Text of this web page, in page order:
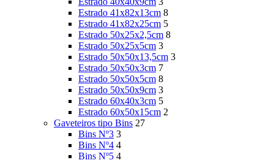
Estrado 41x82x13cm 8
Estrado 41x82x25cm 5
Estrado 50x25x2,5cm 8
Estrado 50x25x5cm 3
Estrado 50x50x13,5cm 3
Estrado 50x50x3cm 7
Estrado 50x50x5cm 8
Estrado 50x50x9cm 3
Estrado 60x40x3cm 5
Estrado 60x50x15cm 2
Gaveteiros tipo Bins 27
Bins Nº3 3
Bins Nº4 4
Bins Nº5 4